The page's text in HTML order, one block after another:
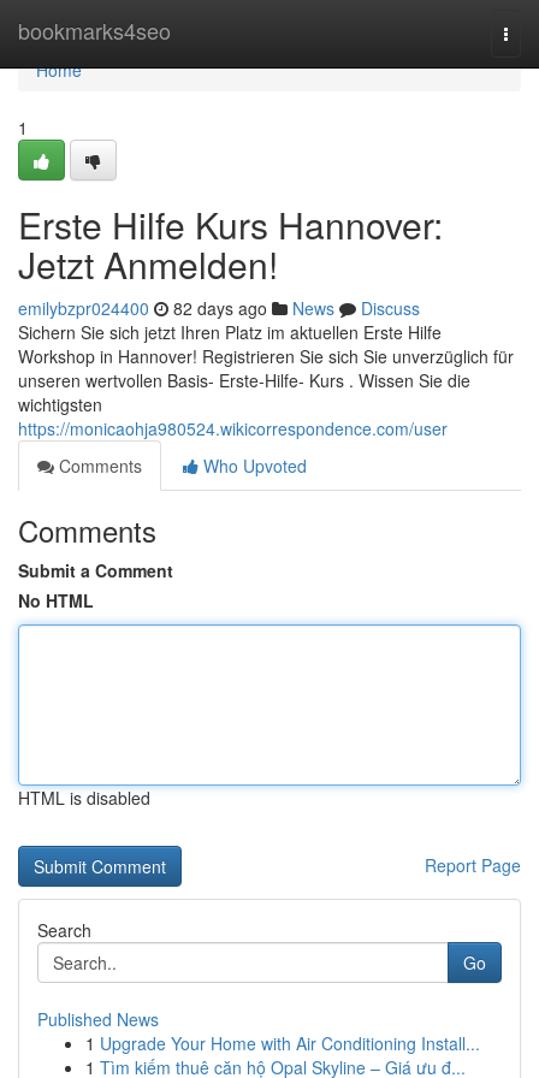
bookmarks4seo
Home
Home
1
Erste Hilfe Kurs Hannover:
Jetzt Anmelden!
emilybzpr024400 82 days ago News
Discuss
Sichern Sie sich jetzt Ihren Platz im aktuellen Erste Hilfe
Workshop in Hannover! Registrieren Sie sich Sie unverzüglich für
unseren wertvollen Basis- Erste-Hilfe- Kurs . Wissen Sie die
wichtigsten
https://monicaohja980524.wikicorrespondence.com/user
Comments
Who Upvoted
Comments
Submit a Comment
No HTML
HTML is disabled
Report Page
Search
Go
Published News
1 Upgrade Your Home with Air Conditioning Install...
1 Tìm kiếm thuê căn hộ Opal Skyline – Giá ưu đ...